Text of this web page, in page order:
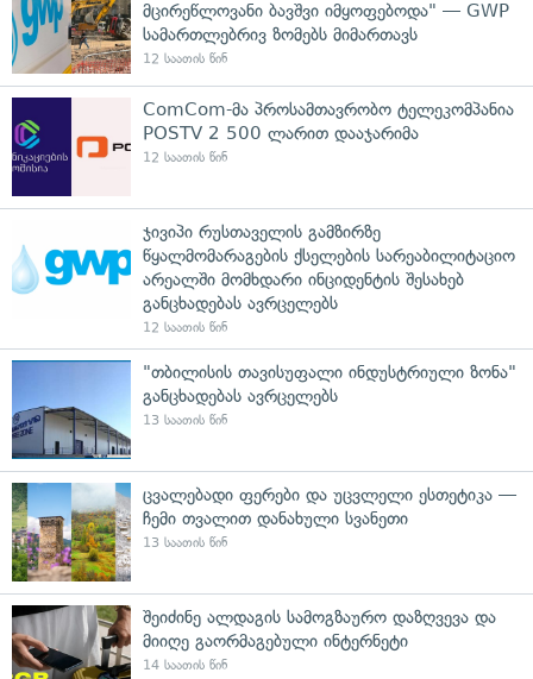
მცირეწლოვანი ბავშვი იმყოფებოდა" — GWP
სამართლებრივ ზომებს მიმართავს
12 საათის წინ
ComCom-მა პროსამთავრობო ტელეკომპანია
POSTV 2 500 ლარით დააჯარიმა
12 საათის წინ
ჯივიპი რუსთაველის გამზირზე
წყალმომარაგების ქსელების სარეაბილიტაციო
არეალში მომხდარი ინციდენტის შესახებ
განცხადებას ავრცელებს
12 საათის წინ
"თბილისის თავისუფალი ინდუსტრიული ზონა"
განცხადებას ავრცელებს
13 საათის წინ
ცვალებადი ფერები და უცვლელი ესთეტიკა —
ჩემი თვალით დანახული სვანეთი
13 საათის წინ
შეიძინე ალდაგის სამოგზაურო დაზღვევა და
მიიღე გაორმაგებული ინტერნეტი
14 საათის წინ